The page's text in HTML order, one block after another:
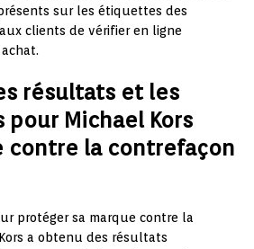
sur les étiquettes des
clients de vérifier en ligne
résultats et les
Michael Kors
contre la contrefaçon
protéger sa marque contre la
a obtenu des résultats